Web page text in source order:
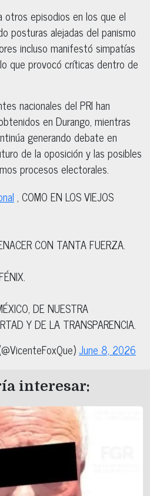
otros episodios en los que el
posturas alejadas del panismo
incluso manifestó simpatías
que provocó críticas dentro de
nacionales del PRI han
en Durango, mientras
generando debate en
de la oposición y las posibles
procesos electorales.
, COMO EN LOS VIEJOS
CON TANTA FUERZA.
DE NUESTRA
Y DE LA TRANSPARENCIA.
June 8, 2026
interesar: